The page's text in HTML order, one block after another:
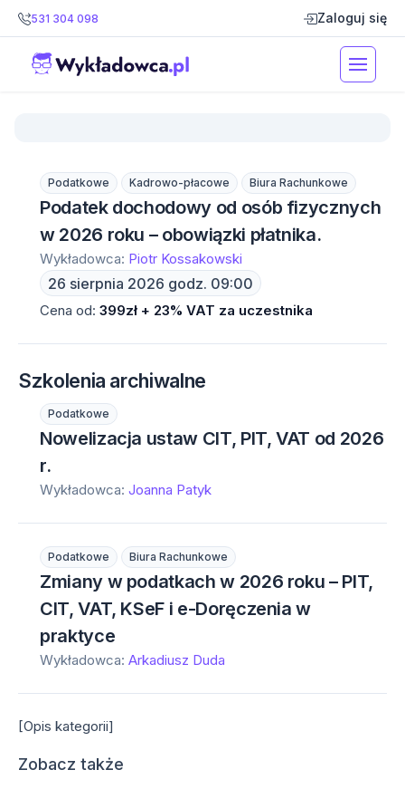
531 304 098 Zaloguj się
Podatkowe Kadrowo-płacowe Biura Rachunkowe
Podatek dochodowy od osób fizycznych
w 2026 roku – obowiązki płatnika.
Wykładowca: Piotr Kossakowski
26 sierpnia 2026 godz. 09:00
Cena od: 399zł + 23% VAT za uczestnika
Szkolenia archiwalne
Podatkowe
Nowelizacja ustaw CIT, PIT, VAT od 2026
r.
Wykładowca: Joanna Patyk
Podatkowe Biura Rachunkowe
Zmiany w podatkach w 2026 roku – PIT,
CIT, VAT, KSeF i e-Doręczenia w
praktyce
Wykładowca: Arkadiusz Duda
[Opis kategorii]
Zobacz także